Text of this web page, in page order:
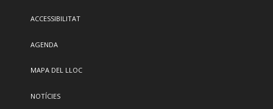
ACCESSIBILITAT
AGENDA
MAPA DEL LLOC
NOTÍCIES